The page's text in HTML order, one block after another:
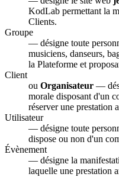
KodLab permettant la
Clients.
Groupe
— désigne toute
musiciens, danseurs,
la Plateforme et
Client
ou Organisateur —
morale disposant d'un
réserver une prestation
Utilisateur
— désigne toute
dispose ou non d'un
Évènement
— désigne la
laquelle une prestation